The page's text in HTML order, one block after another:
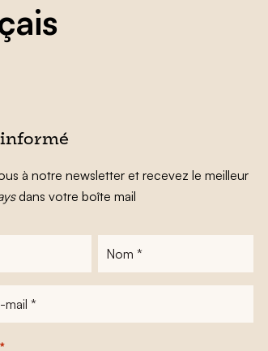
à notre newsletter et recevez le meilleur
dans votre boîte mail
Nom
*